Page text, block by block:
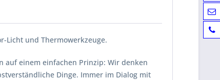
Licht und Thermowerkzeuge.
auf einem einfachen Prinzip: Wir denken
Dinge. Immer im Dialog mit